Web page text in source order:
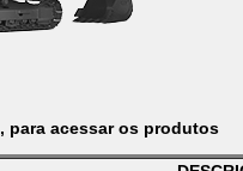
, para acessar os produtos